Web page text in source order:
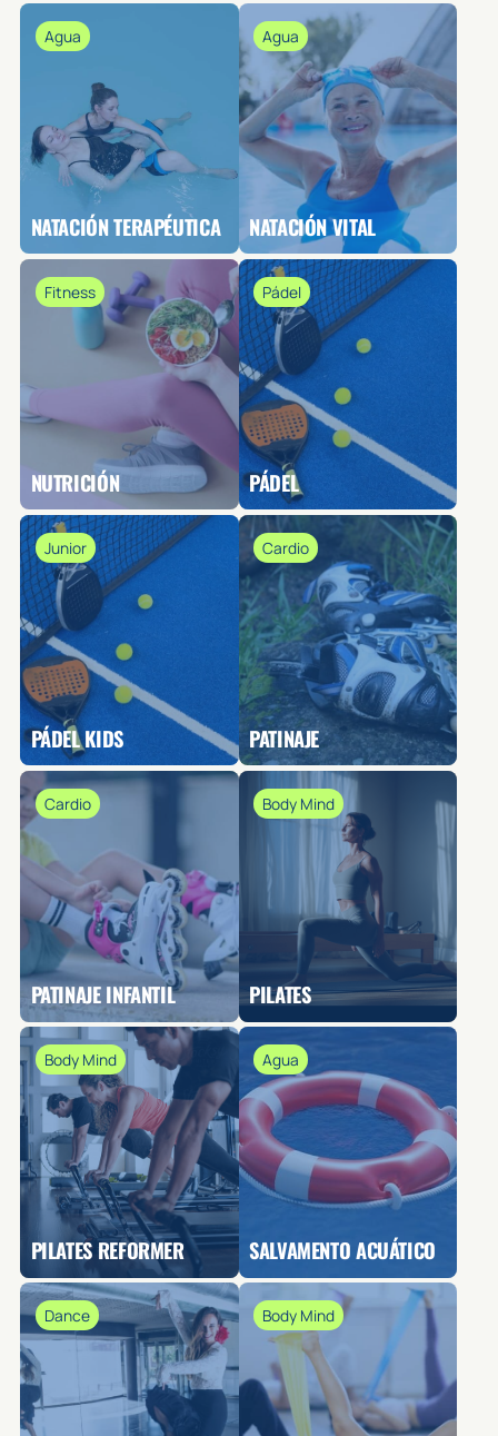
Agua
NATACIÓN TERAPÉUTICA
Agua
NATACIÓN VITAL
Fitness
NUTRICIÓN
Pádel
PÁDEL
Junior
PÁDEL KIDS
Cardio
PATINAJE
Cardio
PATINAJE INFANTIL
Body Mind
PILATES
Body Mind
PILATES REFORMER
Agua
SALVAMENTO ACUÁTICO
Dance Body Mind